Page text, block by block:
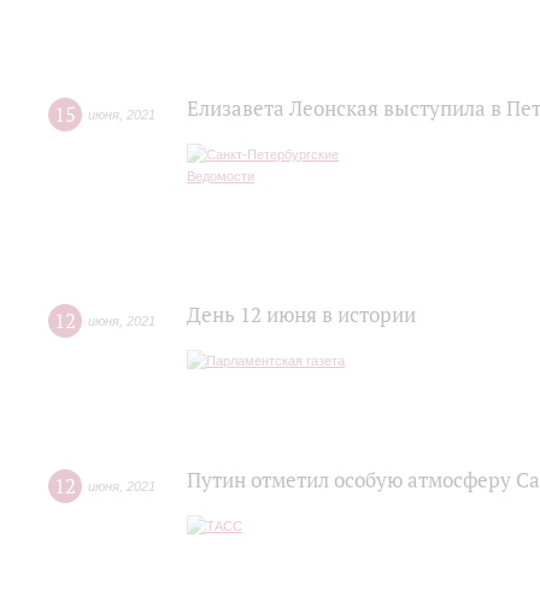
15 июня 2021 Елизавета Леонская выступила в
12 июня 2021 День 12 июня в истории
12 июня 2021 Путин отметил особую атмосферу